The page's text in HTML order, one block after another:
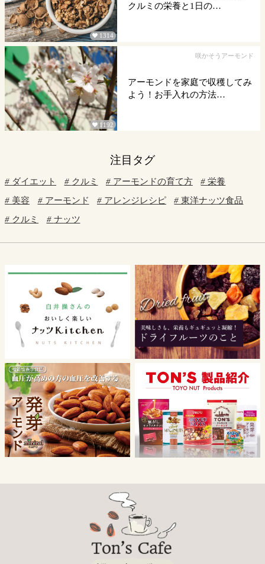
 1314
クルミの栄養と1日の…
 1192
咲かそうアーモンド
アーモンドを家庭で収穫してみ
よう！お手入れの方法…
注目タグ
ダイエット クルミ アーモンドの育て方
栄養
美容
アーモンド アレンジレシピ
東洋ナッツ食品
クルミ
ナッツ